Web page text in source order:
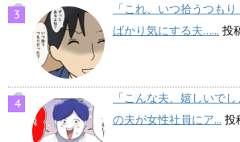
「これ、いつ拾うつも
ばかり気にする夫…... 投
「こんな夫、嬉しいで
の夫が女性社員にア... 投